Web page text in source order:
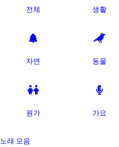
전체 생활
자연 동물
원가 가요
노래 모음